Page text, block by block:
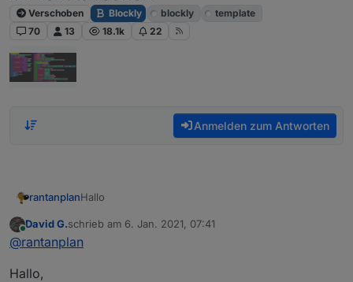
Verschoben Blockly blockly
template
70
13 18.1k 22
Anmelden zum Antworten
rantanplanHallo
Manchmal ist es notwendig unliebsame Zeichen aus
einem Text zu entfernen um diese z.B. in VIS
Online
David G.schrieb am 6. Jan. 2021, 07:41
zuletzt editiert von
@rantanplan
Hallo,